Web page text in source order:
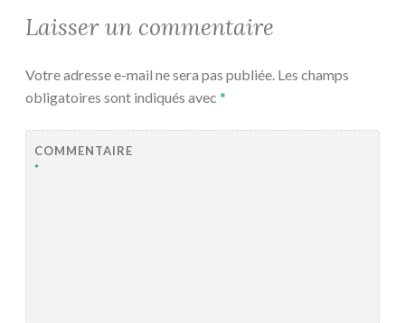
Laisser un commentaire
Votre adresse e-mail ne sera pas publiée. Les champs
obligatoires sont indiqués avec *
COMMENTAIRE
*